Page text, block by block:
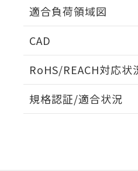
適合負荷領域図
CAD
RoHS/REACH対応状
EU RoHS 注意事項・凡
規格認証/適合状況